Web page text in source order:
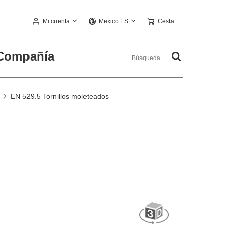
Mi cuenta Mexico ES Cesta
EN 529.5 Tornillos moleteados